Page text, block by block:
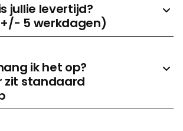
jullie levertijd?
5 werkdagen)
ik het op?
zit standaard